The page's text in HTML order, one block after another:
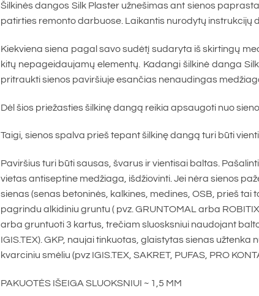
Šilkinės dangos Silk Plaster užnešimas ant sienos
patirties remonto darbuose. Laikantis nurodytų instrukcijų
Kiekviena siena pagal savo sudėtį sudaryta iš skirtingų
kitų nepageidaujamų elementų. Kadangi šilkinė danga
pritraukti sienos paviršiuje esančias nenaudingas
Dėl šios priežasties šilkinę dangą reikia apsaugoti nuo
Taigi, sienos spalva prieš tepant šilkinę dangą turi būti
Paviršius turi būti sausas, švarus ir vientisai baltas.
vietas antiseptine medžiaga, išdžiovinti. Jei nėra sienos
sienas (senas betoninės, kalkines, medines, OSB, prieš
pagrindu alkidiniu gruntu ( pvz. GRUNTOMAL arba
arba gruntuoti 3 kartus, trečiam sluosksniui naudojant
IGIS.TEX). GKP, naujai tinkuotas, glaistytas sienas
kvarciniu smėliu (pvz IGIS.TEX, SAKRET, PUFAS, PRO
PAKUOTĖS IŠEIGA SLUOKSNIUI ~ 1,5 MM